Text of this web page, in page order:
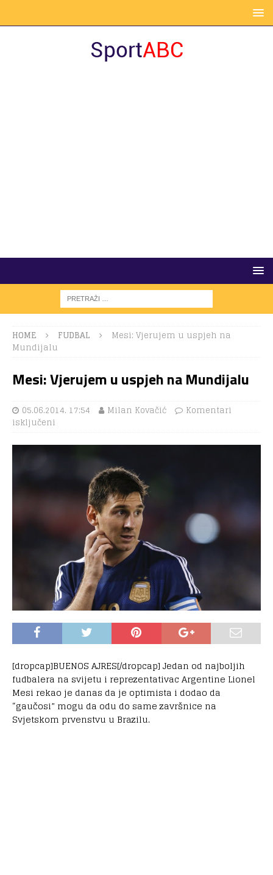
HOME FUDBAL
Mesi: Vjerujem u uspjeh na
Mundijalu
Mesi: Vjerujem u uspjeh na Mundijalu
05.06.2014. 17:54 Milan Kovačić
Komentari
isključeni
[dropcap]BUENOS AJRES[/dropcap] Jedan od najboljih
fudbalera na svijetu i reprezentativac Argentine Lionel
Mesi rekao je danas da je optimista i dodao da
“gaučosi” mogu da odu do same završnice na
Svjetskom prvenstvu u Brazilu.